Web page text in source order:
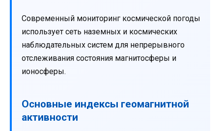
Современный мониторинг космической погоды
использует сеть наземных и космических
наблюдательных систем для непрерывного
отслеживания состояния магнитосферы и
ионосферы.
Основные индексы геомагнитной
активности